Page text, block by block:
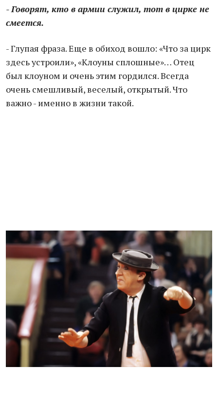
- Говорят, кто в армии служил, тот в цирке не
смеется.
- Глупая фраза. Еще в обиход вошло: «Что за цирк
здесь устроили», «Клоуны сплошные»… Отец
был клоуном и очень этим гордился. Всегда
очень смешливый, веселый, открытый. Что
важно - именно в жизни такой.